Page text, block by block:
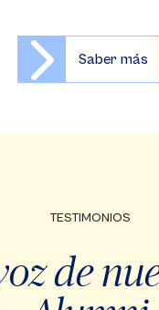
Saber más
TESTIMONIOS
de